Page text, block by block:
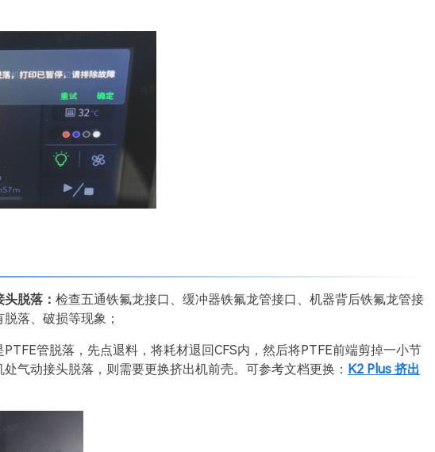
脱落： 检查五通铁氟龙接口、缓冲器铁氟龙管接口、机器背后铁氟龙管接
落、破损等现象；
PTFE管脱落，先点退料，将耗材退回CFS内，然后将PTFE前端剪掉一小节
气动接头脱落，则需要更换挤出机前壳。可参考文档更换： K2 Plus 挤出